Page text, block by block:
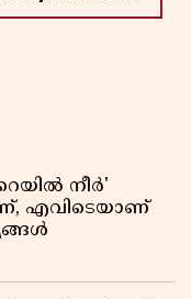
നീർ'
എവിടെയാണ്